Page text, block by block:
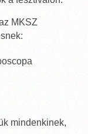
MKSZ
mindenkinek,